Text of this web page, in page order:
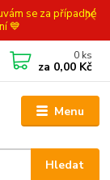
se za případné
💙
Menu
Hledat
0 ks
za 0,00 Kč